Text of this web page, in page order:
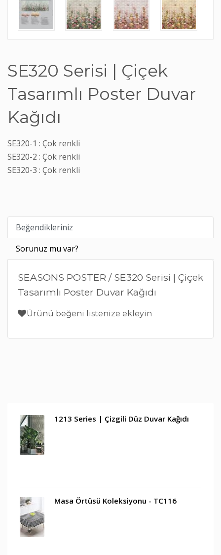
SE320 Serisi | Çiçek
Tasarımlı Poster Duvar
Kağıdı
SE320-1 : Çok renkli
SE320-2 : Çok renkli
SE320-3 : Çok renkli
Beğendikleriniz
Sorunuz mu var?
SEASONS POSTER / SE320 Serisi | Çiçek
Tasarımlı Poster Duvar Kağıdı
Ürünü beğeni listenize ekleyin
1213 Series | Çizgili Düz Duvar Kağıdı
Masa Örtüsü Koleksiyonu - TC116